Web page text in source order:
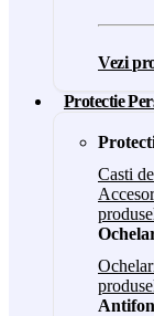
Vezi
Protectie
Casti